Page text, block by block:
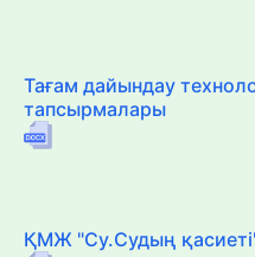
Тағам дайындау
тапсырмалары
ҚМЖ "Су.Судың